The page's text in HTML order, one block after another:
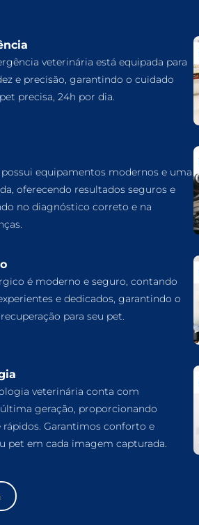
veterinária está equipada para
e precisão, garantindo o cuidado
precisa, 24h por dia.
equipamentos modernos e uma
oferecendo resultados seguros e
no diagnóstico correto e na
é moderno e seguro, contando
e dedicados, garantindo o
para seu pet.
veterinária conta com
geração, proporcionando
rápidos. Garantimos conforto e
pet em cada imagem capturada.